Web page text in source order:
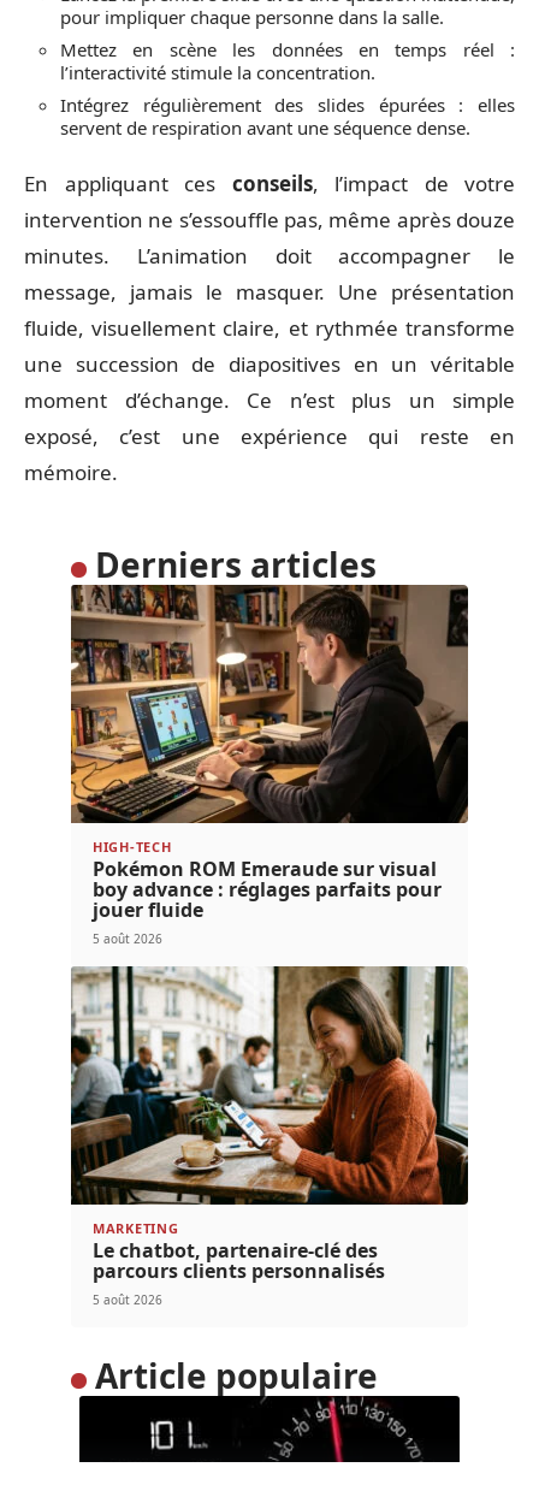
pour impliquer chaque personne dans la salle.
Mettez en scène les données en temps réel :
l’interactivité stimule la concentration.
Intégrez régulièrement des slides épurées : elles
servent de respiration avant une séquence dense.
En appliquant ces conseils, l’impact de votre
intervention ne s’essouffle pas, même après douze
minutes. L’animation doit accompagner le
message, jamais le masquer. Une présentation
fluide, visuellement claire, et rythmée transforme
une succession de diapositives en un véritable
moment d’échange. Ce n’est plus un simple
exposé, c’est une expérience qui reste en
mémoire.
Derniers articles
HIGH-TECH
Pokémon ROM Emeraude sur visual
boy advance : réglages parfaits pour
jouer fluide
5 août 2026
MARKETING
Le chatbot, partenaire-clé des
parcours clients personnalisés
5 août 2026
Article populaire